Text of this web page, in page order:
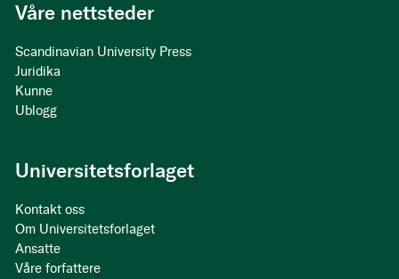
Våre nettsteder
Scandinavian University Press
Juridika
Kunne
Ublogg
Universitetsforlaget
Kontakt oss
Om Universitetsforlaget
Ansatte
Våre forfattere